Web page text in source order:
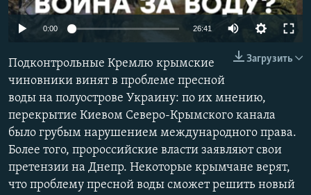
ПОБЕДИТЕЛЕЙ НЕ СУДЯТ?
ELIFBE
УКРАИНСКАЯ ПРОБЛЕМА КРЫМА
ПРИСОЕДИНЯЙТЕСЬ!
Все сайты RFE/RL
0:00 26:41
Загрузить
Подконтрольные Кремлю крымские
чиновники винят в проблеме пресной
воды на полуострове Украину: по их мнению,
перекрытие Киевом Северо-Крымского канала
было грубым нарушением международного права.
Более того, пророссийские власти заявляют свои
претензии на Днепр. Некоторые крымчане верят,
что проблему пресной воды сможет решить новый